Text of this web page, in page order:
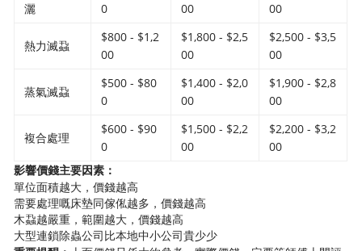
灑
0
00
00
熱力滅蝨
$800 - $1,2
00
$1,800 - $2,5
00
$2,500 - $3,5
00
蒸氣滅蝨
$500 - $80
0
$1,400 - $2,0
00
$1,900 - $2,8
00
複合處理
$600 - $90
0
$1,500 - $2,2
00
$2,200 - $3,2
00
影響價錢主要因素：
單位面積越大，價錢越高
需要處理嘅床墊同傢俬越多，價錢越高
木蝨越嚴重，範圍越大，價錢越高
大型連鎖除蟲公司比本地中小公司貴少少